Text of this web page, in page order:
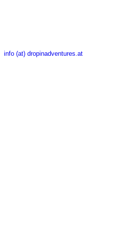
info (at) dropinadventures.at